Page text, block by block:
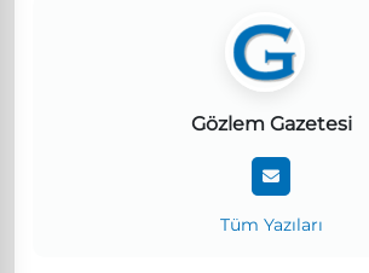
Gözlem Gazetesi
Tüm Yazıları